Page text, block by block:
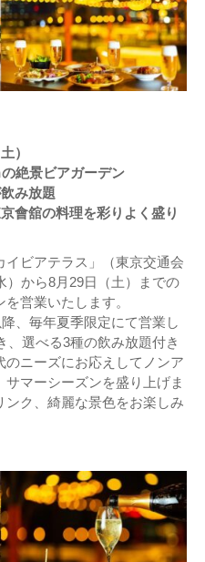
）
絶景ビアガーデン
み放題
會舘の料理を彩りよく盛り
ビアテラス」（東京交通会
）から8月29日（土）までの
営業いたします。
、毎年夏季限定にて営業し
、選べる3種の飲み放題付き
ニーズにお応えしてノンア
マーシーズンを盛り上げま
ク、綺麗な景色をお楽しみ